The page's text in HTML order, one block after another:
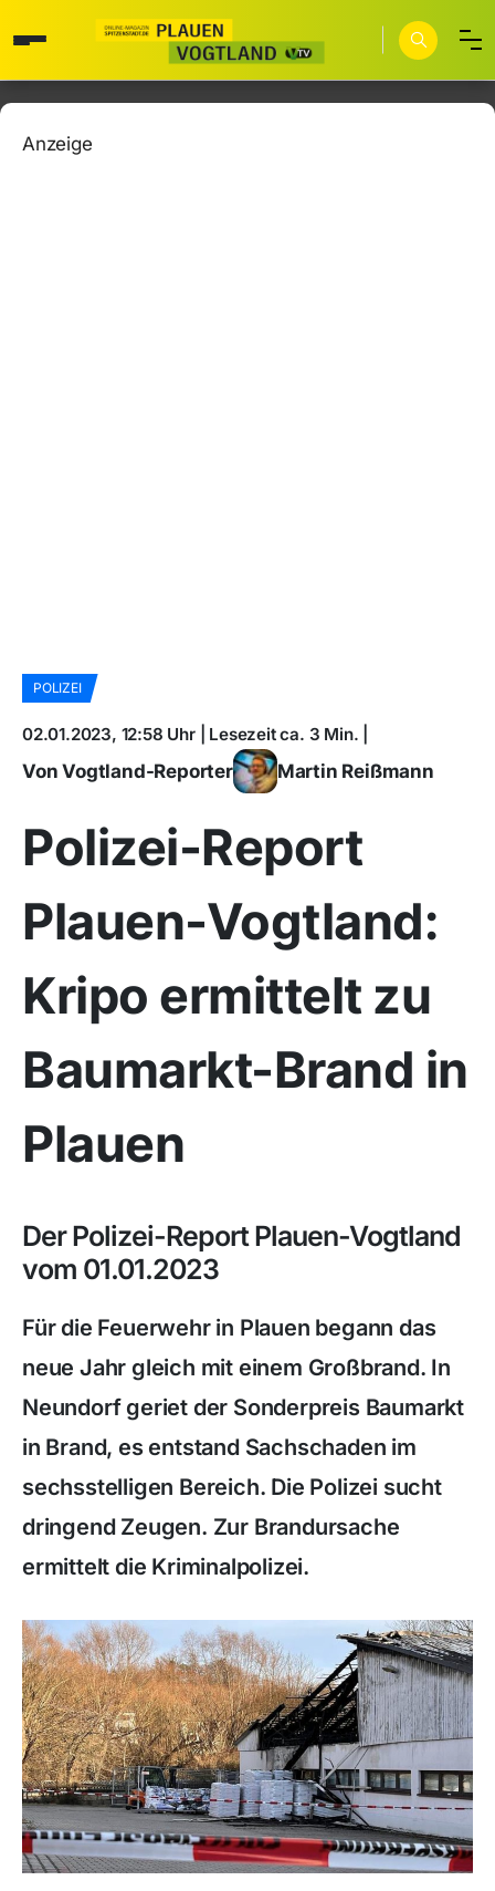
Anzeige
POLIZEI
02.01.2023, 12:58 Uhr | Lesezeit ca. 3 Min. |
Von Vogtland-Reporter Martin Reißmann
Polizei-Report
Plauen-Vogtland:
Kripo ermittelt zu
Baumarkt-Brand in
Plauen
Der Polizei-Report Plauen-Vogtland
vom 01.01.2023
Für die Feuerwehr in Plauen begann das
neue Jahr gleich mit einem Großbrand. In
Neundorf geriet der Sonderpreis Baumarkt
in Brand, es entstand Sachschaden im
sechsstelligen Bereich. Die Polizei sucht
dringend Zeugen. Zur Brandursache
ermittelt die Kriminalpolizei.